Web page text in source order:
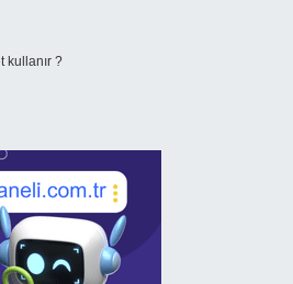
kullanır ?